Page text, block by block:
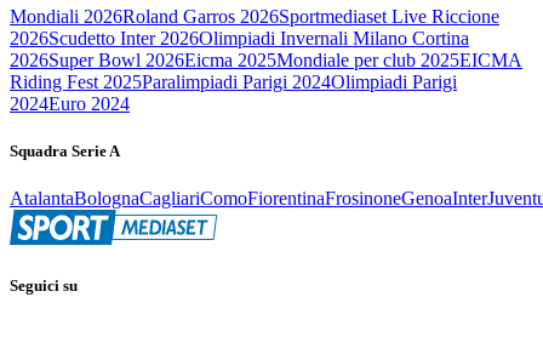
Mondiali 2026Roland Garros 2026Sportmediaset Live Riccione
2026Scudetto Inter 2026Olimpiadi Invernali Milano Cortina
2026Super Bowl 2026Eicma 2025Mondiale per club 2025EICMA
Riding Fest 2025Paralimpiadi Parigi 2024Olimpiadi Parigi
2024Euro 2024
Squadra Serie A
AtalantaBolognaCagliariComoFiorentinaFrosinoneGenoaInter
Seguici su